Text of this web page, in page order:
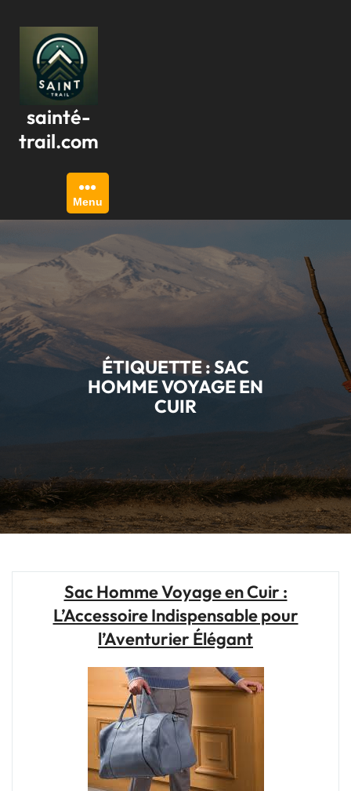
contenu
sainté-
trail.com
Menu
ÉTIQUETTE :SAC
HOMME VOYAGE EN
CUIR
Sac Homme Voyage en Cuir :
L’Accessoire Indispensable pour
l’Aventurier Élégant